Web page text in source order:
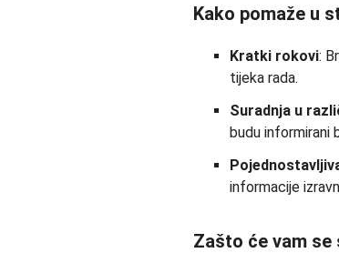
Kako pomaže u
Kratki rokovi:
tijeka rada.
Suradnja u
budu informirani
informacije
Zašto će vam se